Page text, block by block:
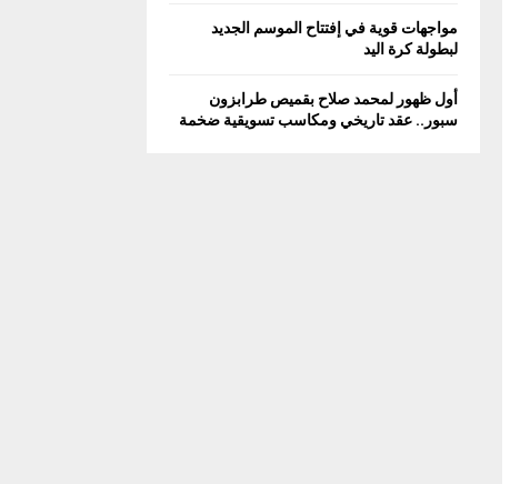
مواجهات قوية في إفتتاح الموسم الجديد
لبطولة كرة اليد
أول ظهور لمحمد صلاح بقميص طرابزون
سبور.. عقد تاريخي ومكاسب تسويقية ضخمة